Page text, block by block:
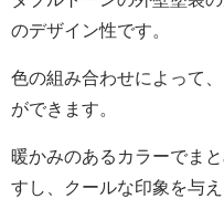
のデザイン性です。
色の組み合わせによって
ができます。
暖かみのあるカラーでま
すし、クールな印象を与